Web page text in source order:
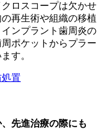
ロスコープは欠かせ
再生術や組織の移植
ンプラント歯周炎の
ポケットからプラー
す。
置
先進治療の際にも